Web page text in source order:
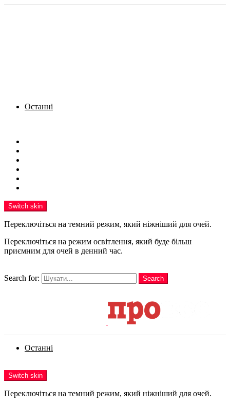
Останні
Switch skin
Переключіться на темний режим, який ніжніший для очей.
Переключіться на режим освітлення, який буде більш
приємним для очей в денний час.
Search for:
Search
Останні
Switch skin
Переключіться на темний режим, який ніжніший для очей.